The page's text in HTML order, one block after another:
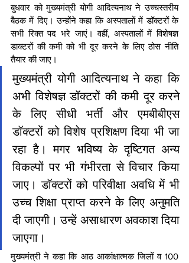
बुधवार को मुख्यमंत्री योगी आदित्यनाथ ने उच्चस्तरीय
बैठक में दिए। उन्होंने कहा कि अस्पतालों में डॉक्टरों के
सभी रिक्त पद भरे जाएं। वहीं, अस्पतालों में विशेषज्ञ
डाक्टरों की कमी को भी दूर करने के लिए ठोस नीति
तैयार की जाए।
मुख्यमंत्री योगी आदित्यनाथ ने कहा कि
अभी विशेषज्ञ डॉक्टरों की कमी दूर करने
के लिए सीधी भर्ती और एमबीबीएस
डॉक्टरों को विशेष प्रशिक्षण दिया भी जा
रहा है। मगर भविष्य के दृष्टिगत अन्य
विकल्पों पर भी गंभीरता से विचार किया
जाए। डॉक्टरों को परिवीक्षा अवधि में भी
उच्च शिक्षा प्राप्त करने के लिए अनुमति
दी जाएगी। उन्हें असाधारण अवकाश दिया
जाएगा।
मुख्‍यमंत्री ने कहा कि आठ आकांक्षात्मक जिलों व 100